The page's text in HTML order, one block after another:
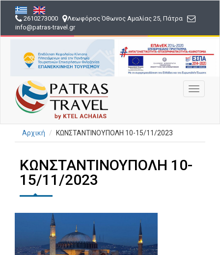
Παράκαμψη
προς
κυρίως
2610273000
Λεωφόρος Όθωνος Αμαλίας 25, Πάτρα
info@patras-travel .gr
Toggle
Αρχική ΚΩΝΣΤΑΝΤΙΝΟΥΠΟΛΗ 10-15/11/2023
ΚΩΝΣΤΑΝΤΙΝΟΥΠΟΛΗ 10-
15/11/2023